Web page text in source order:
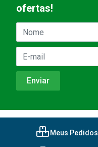
ofertas!
Meus Pedidos